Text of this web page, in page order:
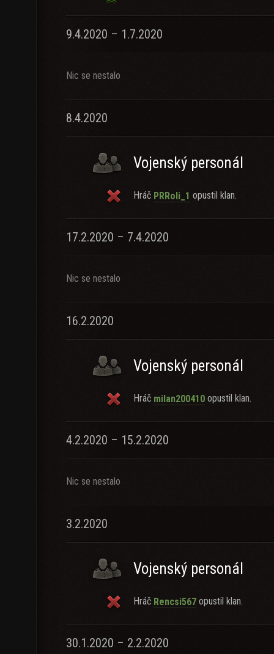
9.4.2020 – 1.7.2020
Nic se nestalo
8.4.2020
Vojenský personál
Hráč PRRoli_1 opustil klan.
17.2.2020 – 7.4.2020
Nic se nestalo
16.2.2020
Vojenský personál
Hráč milan200410 opustil klan.
4.2.2020 – 15.2.2020
Nic se nestalo
3.2.2020
Vojenský personál
Hráč Rencsi567 opustil klan.
30.1.2020 – 2.2.2020